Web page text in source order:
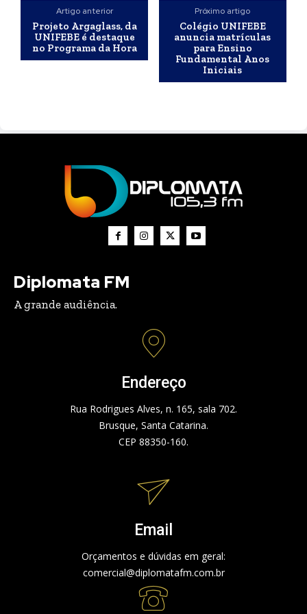
Artigo anterior
Projeto Argaglass, da
UNIFEBE é destaque
no Programa da Hora
Próximo artigo
Colégio UNIFEBE
anuncia matrículas
para Ensino
Fundamental Anos
Iniciais
Diplomata FM
A grande audiência.
Endereço
Rua Rodrigues Alves, n. 165, sala 702.
Brusque, Santa Catarina.
CEP 88350-160.
Email
Orçamentos e dúvidas em geral:
comercial@diplomatafm.com.br